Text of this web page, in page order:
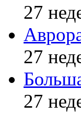
27
27
27